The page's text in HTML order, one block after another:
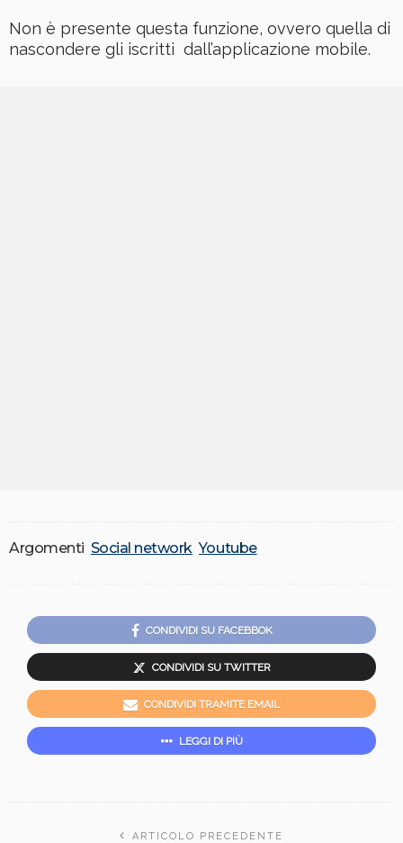
Non è presente questa funzione, ovvero quella di
nascondere gli iscritti dall’applicazione mobile.
Argomenti Social network Youtube
CONDIVIDI SU FACEBBOK
CONDIVIDI SU TWITTER
CONDIVIDI TRAMITE EMAIL
LEGGI DI PIÙ
ARTICOLO PRECEDENTE